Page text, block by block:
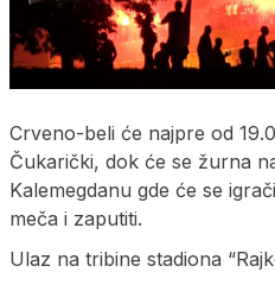
Crveno-beli će najpre od
Čukarički, dok će se žurna
Kalemegdanu gde će se
meča i zaputiti.
Ulaz na tribine stadiona